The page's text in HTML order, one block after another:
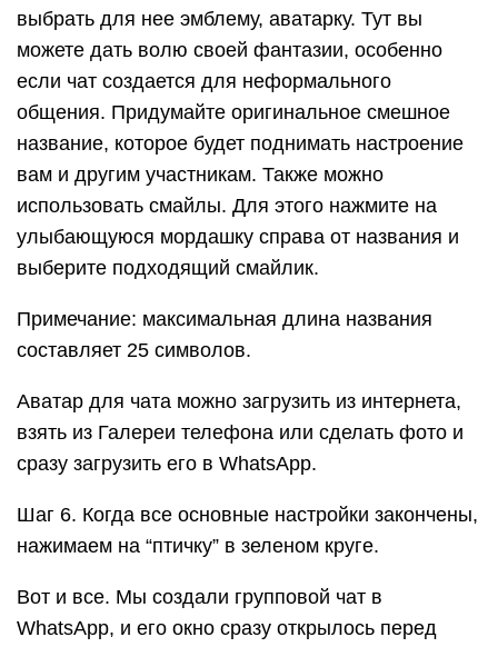
выбрать для нее эмблему, аватарку. Тут вы
можете дать волю своей фантазии, особенно
если чат создается для неформального
общения. Придумайте оригинальное смешное
название, которое будет поднимать настроение
вам и другим участникам. Также можно
использовать смайлы. Для этого нажмите на
улыбающуюся мордашку справа от названия и
выберите подходящий смайлик.
Примечание: максимальная длина названия
составляет 25 символов.
Аватар для чата можно загрузить из интернета,
взять из Галереи телефона или сделать фото и
сразу загрузить его в WhatsApp.
Шаг 6. Когда все основные настройки закончены,
нажимаем на “птичку” в зеленом круге.
Вот и все. Мы создали групповой чат в
WhatsApp, и его окно сразу открылось перед